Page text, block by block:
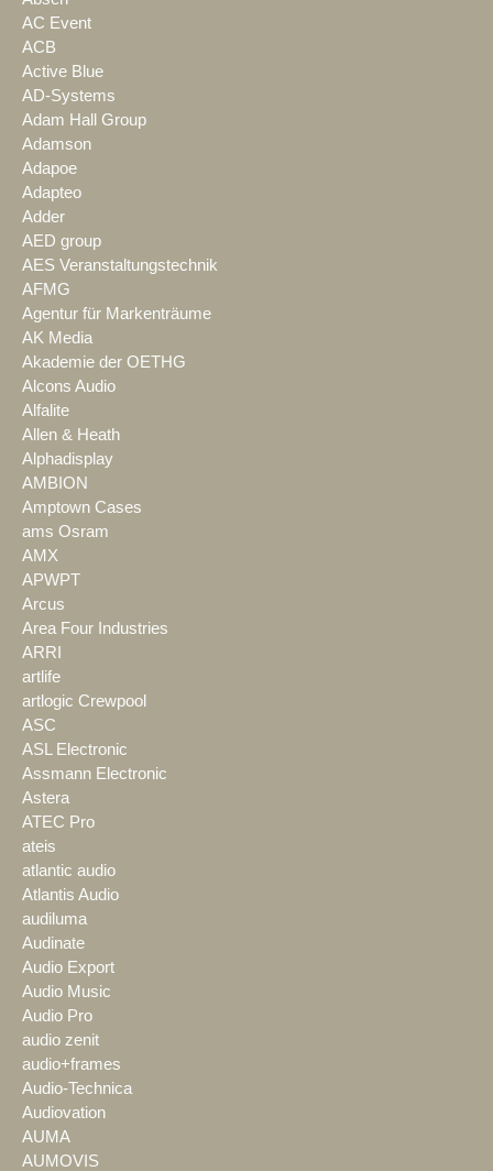
AC Event
ACB
Active Blue
AD-Systems
Adam Hall Group
Adamson
Adapoe
Adapteo
Adder
AED group
AES Veranstaltungstechnik
AFMG
Agentur für Markenträume
AK Media
Akademie der OETHG
Alcons Audio
Alfalite
Allen & Heath
Alphadisplay
AMBION
Amptown Cases
ams Osram
AMX
APWPT
Arcus
Area Four Industries
ARRI
artlife
artlogic Crewpool
ASC
ASL Electronic
Assmann Electronic
Astera
ATEC Pro
ateis
atlantic audio
Atlantis Audio
audiluma
Audinate
Audio Export
Audio Music
Audio Pro
audio zenit
audio+frames
Audio-Technica
Audiovation
AUMA
AUMOVIS